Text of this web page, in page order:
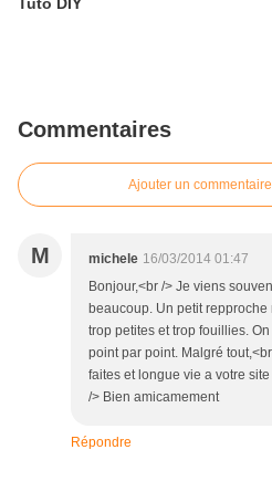
Commentaires
Ajouter un commentaire
M michele 16/03/2014 01:47
Bonjour,<br /> Je viens
beaucoup. Un petit
trop petites et trop fouillies.
point par point. Malgré
faites et longue vie a votre
/> Bien amicamement
Répondre